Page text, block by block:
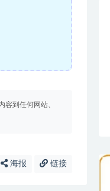
容到任何网站、
海报 链接